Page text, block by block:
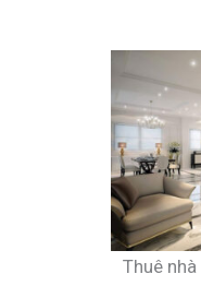
Thuê